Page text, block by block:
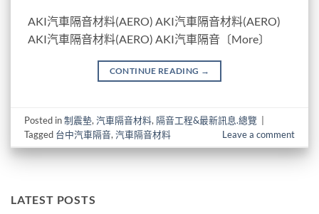
AKI汽車隔音材料(AERO) AKI汽車隔音材料(AERO)
AKI汽車隔音材料(AERO) AKI汽車隔音〔More〕
CONTINUE READING →
Posted in制震墊,汽車隔音材料, 隔音工程&最新訊息.總覽 |
Tagged 台中汽車隔音,汽車隔音材料 Leave a comment
LATEST POSTS